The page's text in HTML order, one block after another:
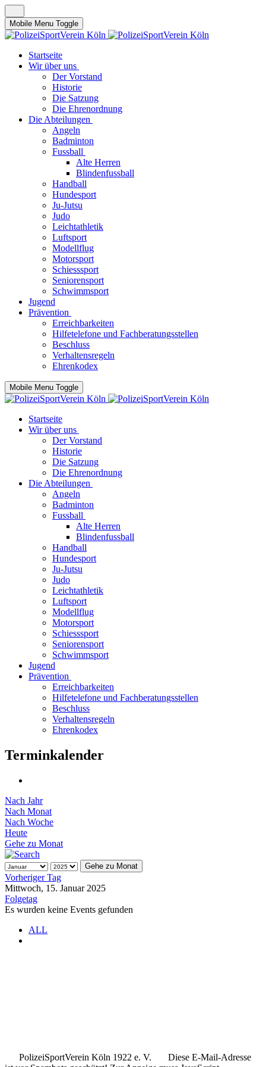
Mobile Menu Toggle
Startseite
Wir über uns
Der Vorstand
Historie
Die Satzung
Die Ehrenordnung
Die Abteilungen
Angeln
Badminton
Fussball
Alte Herren
Blindenfussball
Handball
Hundesport
Ju-Jutsu
Judo
Leichtathletik
Luftsport
Modellflug
Motorsport
Schiesssport
Seniorensport
Schwimmsport
Jugend
Prävention
Erreichbarkeiten
Hilfetelefone und Fachberatungsstellen
Beschluss
Verhaltensregeln
Ehrenkodex
Mobile Menu Toggle
Startseite
Wir über uns
Der Vorstand
Historie
Die Satzung
Die Ehrenordnung
Die Abteilungen
Angeln
Badminton
Fussball
Alte Herren
Blindenfussball
Handball
Hundesport
Ju-Jutsu
Judo
Leichtathletik
Luftsport
Modellflug
Motorsport
Schiesssport
Seniorensport
Schwimmsport
Jugend
Prävention
Erreichbarkeiten
Hilfetelefone und Fachberatungsstellen
Beschluss
Verhaltensregeln
Ehrenkodex
Terminkalender
Nach Jahr
Nach Monat
Nach Woche
Heute
Gehe zu Monat
Gehe zu Monat
Vorheriger Tag
Mittwoch, 15. Januar 2025
Folgetag
Es wurden keine Events gefunden
ALL
PolizeiSportVerein Köln 1922 e. V.
Diese E-Mail-Adresse